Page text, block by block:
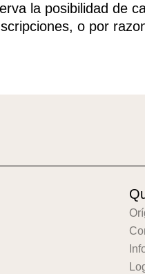
la posibilidad de
o por